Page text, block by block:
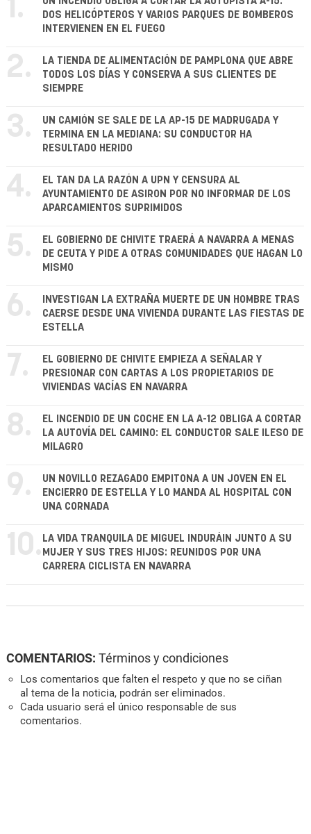
1.
DOS HELICÓPTEROS Y VARIOS PARQUES DE BOMBEROS
INTERVIENEN EN EL FUEGO
2.
LA TIENDA DE ALIMENTACIÓN DE PAMPLONA QUE ABRE
TODOS LOS DÍAS Y CONSERVA A SUS CLIENTES DE
SIEMPRE
3.
UN CAMIÓN SE SALE DE LA AP-15 DE MADRUGADA Y
TERMINA EN LA MEDIANA: SU CONDUCTOR HA
RESULTADO HERIDO
4.
EL TAN DA LA RAZÓN A UPN Y CENSURA AL
AYUNTAMIENTO DE ASIRON POR NO INFORMAR DE LOS
APARCAMIENTOS SUPRIMIDOS
5.
EL GOBIERNO DE CHIVITE TRAERÁ A NAVARRA A MENAS
DE CEUTA Y PIDE A OTRAS COMUNIDADES QUE HAGAN LO
MISMO
6.
INVESTIGAN LA EXTRAÑA MUERTE DE UN HOMBRE TRAS
CAERSE DESDE UNA VIVIENDA DURANTE LAS FIESTAS DE
ESTELLA
7.
EL GOBIERNO DE CHIVITE EMPIEZA A SEÑALAR Y
PRESIONAR CON CARTAS A LOS PROPIETARIOS DE
VIVIENDAS VACÍAS EN NAVARRA
8.
EL INCENDIO DE UN COCHE EN LA A-12 OBLIGA A CORTAR
LA AUTOVÍA DEL CAMINO: EL CONDUCTOR SALE ILESO DE
MILAGRO
9.
UN NOVILLO REZAGADO EMPITONA A UN JOVEN EN EL
ENCIERRO DE ESTELLA Y LO MANDA AL HOSPITAL CON
UNA CORNADA
10. LA VIDA TRANQUILA DE MIGUEL INDURÁIN JUNTO A SU
MUJER Y SUS TRES HIJOS: REUNIDOS POR UNA
CARRERA CICLISTA EN NAVARRA
COMENTARIOS: Términos y condiciones
Los comentarios que falten el respeto y que no se ciñan
al tema de la noticia, podrán ser eliminados.
Cada usuario será el único responsable de sus
comentarios.